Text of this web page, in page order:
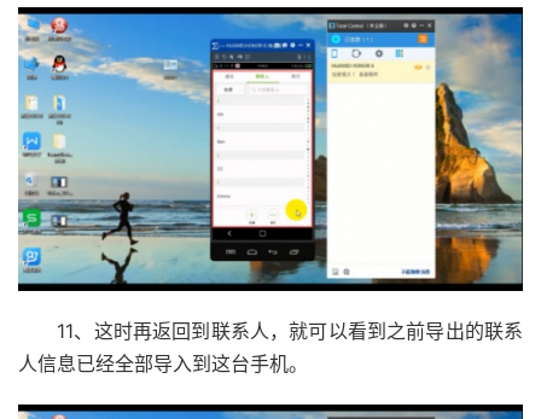
11、这时再返回到联系人，就可以看到之前导出的联系
人信息已经全部导入到这台手机。